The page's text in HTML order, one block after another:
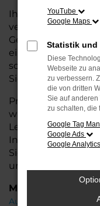
Ihr Porsche
Gebrauchtwagen
eine große
sondern auch eine
Sie das für Sie
Profitieren Sie
wie attraktiven
Inzahlungnahme
Sie uns und
und dem Service,
Marken
Audi
YouTube
Google Maps
Statistik und
Diese
Webseite zu
zu verbessern.
die von dritten
Sie auf anderen
zu schalten, die
Google Tag
Google Ads
Google Analytics